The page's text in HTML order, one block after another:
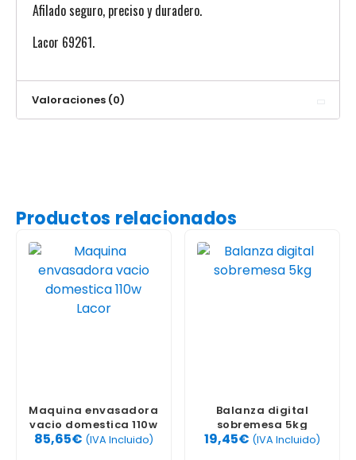
Afilado seguro, preciso y duradero.
Lacor 69261.
Valoraciones (0)
Productos relacionados
Maquina envasadora
vacio domestica 110w
Lacor
85,65€ (IVA Incluido)
Balanza digital
sobremesa 5kg
19,45€ (IVA Incluido)